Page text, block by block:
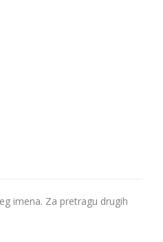
imena. Za pretragu drugih